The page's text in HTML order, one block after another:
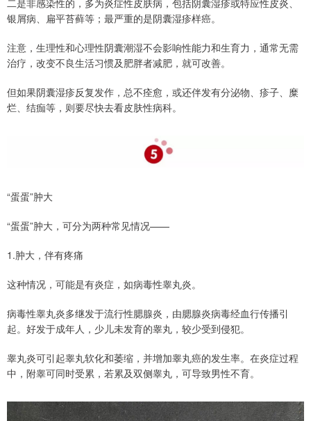
银屑病、扁平苔藓等；最严重的是阴囊湿疹样癌。
注意，生理性和心理性阴囊潮湿不会影响性能力和生育力，通常无需
治疗，改变不良生活习惯及肥胖者减肥，就可改善。
但如果阴囊湿疹反复发作，总不痊愈，或还伴发有分泌物、疹子、糜
烂、结痂等，则要尽快去看皮肤性病科。
“蛋蛋”肿大
“蛋蛋”肿大，可分为两种常见情况——
1.肿大，伴有疼痛
这种情况，可能是有炎症，如病毒性睾丸炎。
病毒性睾丸炎多继发于流行性腮腺炎，由腮腺炎病毒经血行传播引
起。好发于成年人，少儿未发育的睾丸，较少受到侵犯。
睾丸炎可引起睾丸软化和萎缩，并增加睾丸癌的发生率。在炎症过程
中，附睾可同时受累，若累及双侧睾丸，可导致男性不育。